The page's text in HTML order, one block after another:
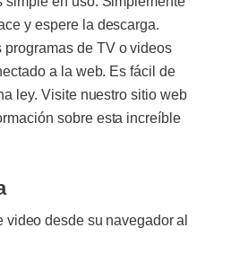
y espere la descarga.
programas de TV o videos
a la web. Es fácil de
ley. Visite nuestro sitio web
sobre esta increíble
desde su navegador al